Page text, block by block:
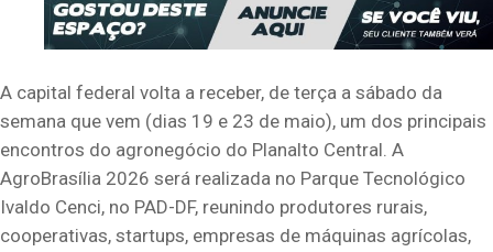
A capital federal volta a receber, de terça a sábado da
semana que vem (dias 19 e 23 de maio), um dos principais
encontros do agronegócio do Planalto Central. A
AgroBrasília 2026 será realizada no Parque Tecnológico
Ivaldo Cenci, no PAD-DF, reunindo produtores rurais,
cooperativas, startups, empresas de máquinas agrícolas,